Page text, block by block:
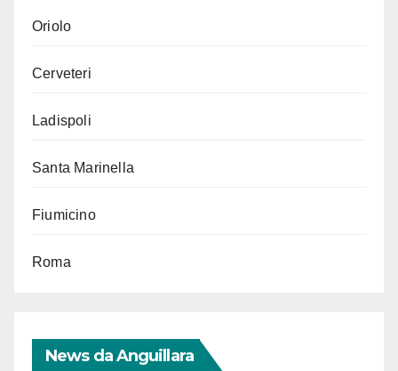
Oriolo
Cerveteri
Ladispoli
Santa Marinella
Fiumicino
Roma
News da Anguillara